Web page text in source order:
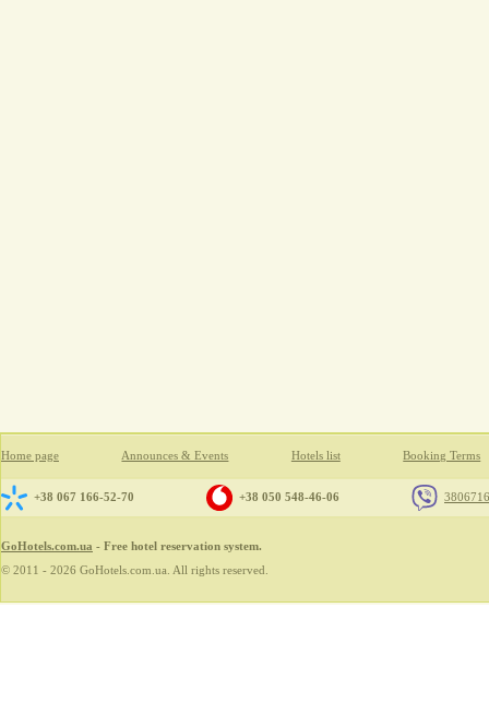
Home page Announces & Events Hotels list Booking Terms
+38 067 166-52-70 +38 050 548-46-06
GoHotels.com.ua - Free hotel reservation system.
© 2011 - 2026 GoHotels.com.ua. All rights reserved.